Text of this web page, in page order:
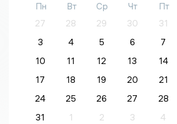
Пн Вт Ср Чт Пт
27
28 29 30 31
3
4 5 6 7
10
11 12 13 14
17
18 19 20 21
24
25 26 27 28
31
1 2 3 4